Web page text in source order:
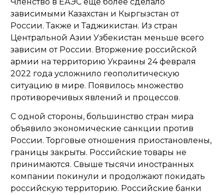
зависимыми Казахстан и Кыргызстан от
России. Также и Таджикистан. Из стран
Центральной Азии Узбекистан меньше всего
зависим от России. Вторжение российской
армии на территорию Украины 24 февраля
2022 года усложнило геополитическую
ситуацию в мире. Появилось множество
противоречивых явлений и процессов.
С одной стороны, большинство стран мира
объявило экономические санкции против
России. Торговые отношения приостановлены,
границы закрыты. Российские товары не
принимаются. Свыше тысячи иностранных
компании покинули и продолжают покидать
российскую территорию. Российские банки